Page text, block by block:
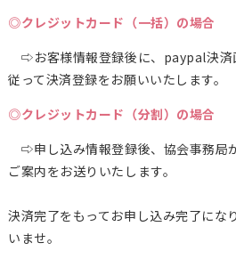
◎クレジットカード（一括）の場合
⇨お客様情報登録後に、paypal決済
従って決済登録をお願いいたします。
◎クレジットカード（分割）の場合
⇨申し込み情報登録後、協会事務局
ご案内をお送りいたします。
決済完了をもってお申し込み完了にな
いませ。